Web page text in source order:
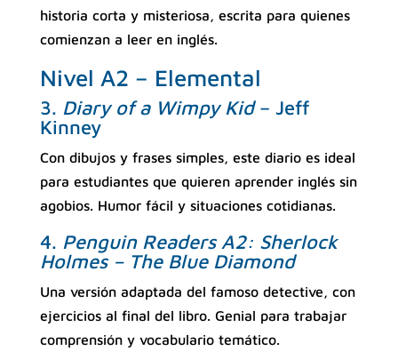
historia corta y misteriosa, escrita para quienes
comienzan a leer en inglés.
Nivel A2 – Elemental
3. Diary of a Wimpy Kid– Jeff
Kinney
Con dibujos y frases simples, este diario es ideal
para estudiantes que quieren aprender inglés sin
agobios. Humor fácil y situaciones cotidianas.
4. Penguin Readers A2: Sherlock
Holmes – The Blue Diamond
Una versión adaptada del famoso detective, con
ejercicios al final del libro. Genial para trabajar
comprensión y vocabulario temático.